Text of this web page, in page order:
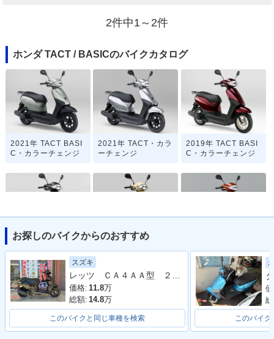
2件中1～2件
ホンダ TACT / BASICのバイクカタログ
2021年 TACT BASI
C・カラーチェンジ
2021年 TACT・カラ
ーチェンジ
2019年 TACT BASI
C・カラーチェンジ
お探しのバイクからのおすすめ
スズキ
レッツ ＣＡ４ＡＡ型 ２０２１年モデル リアキャリア コンビニフック
価格: 11.8万
総額: 14.8万
このバイクと同じ車種を検索 このバイク